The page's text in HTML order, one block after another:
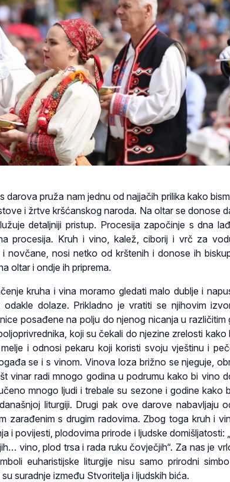
darova pruža nam jednu od najjačih prilika kako
i žrtve kršćanskog naroda. Na oltar se donose
detaljniji pristup. Procesija započinje s dna
procesija. Kruh i vino, kalež, ciborij i vrč za
i novčane, nosi netko od krštenih i donose ih
oltar i ondje ih priprema.
kruha i vina moramo gledati malo dublje i
dolaze. Prikladno je vratiti se njihovim
posađene na polju do njenog nicanja u različitim
koji su čekali do njezine zrelosti kako
i odnosi pekaru koji koristi svoju vještinu i
se i s vinom. Vinova loza brižno se njeguje,
vinar radi mnogo godina u podrumu kako bi vino
mnogo ljudi i trebale su sezone i godine kako
liturgiji. Drugi pak ove darove nabavljaju
zarađenim s drugim radovima. Zbog toga kruh i
i povijesti, plodovima prirode i ljudske domišljatosti:
vino, plod trsa i rada ruku čovječjih“. Za nas je
euharistijske liturgije nisu samo prirodni
suradnje između Stvoritelja i ljudskih bića.